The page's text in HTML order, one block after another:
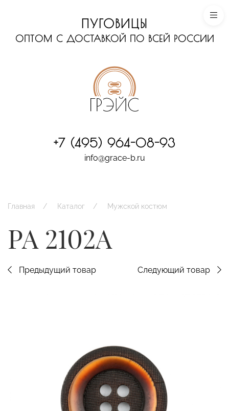
ПУГОВИЦЫ
ОПТОМ С ДОСТАВКОЙ ПО ВСЕЙ РОССИИ
+7 (495) 964-08-93
info@grace-b.ru
Главная Каталог Мужской костюм
PA 2102A
Предыдущий товар Следующий товар